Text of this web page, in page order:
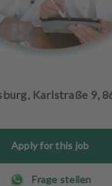
Karlstraße 9,
Apply for this job
Frage stellen